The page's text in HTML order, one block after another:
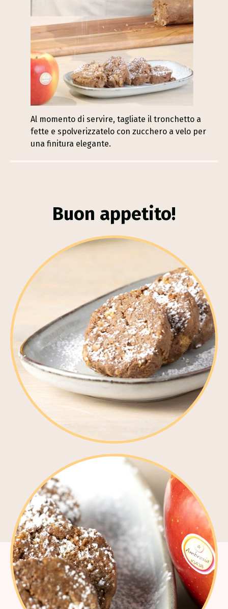
Al momento di servire, tagliate il tronchetto a
fette e spolverizzatelo con zucchero a velo per
una finitura elegante.
Buon appetito!